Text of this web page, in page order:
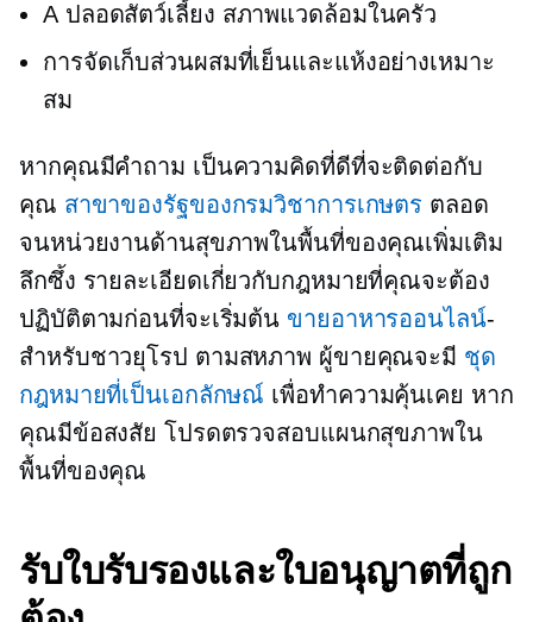
A ปลอดสัตว์เลี้ยง สภาพแวดล้อมในครัว
การจัดเก็บส่วนผสมที่เย็นและแห้งอย่างเหมาะ
สม
หากคุณมีคำถาม เป็นความคิดที่ดีที่จะติดต่อกับ
คุณ สาขาของรัฐของกรมวิชาการเกษตร ตลอด
จนหน่วยงานด้านสุขภาพในพื้นที่ของคุณเพิ่มเติม
ลึกซึ้ง รายละเอียดเกี่ยวกับกฎหมายที่คุณจะต้อง
ปฏิบัติตามก่อนที่จะเริ่มต้น ขายอาหารออนไลน์-
สำหรับชาวยุโรป ตามสหภาพ ผู้ขายคุณจะมี ชุด
กฎหมายที่เป็นเอกลักษณ์ เพื่อทำความคุ้นเคย หาก
คุณมีข้อสงสัย โปรดตรวจสอบแผนกสุขภาพใน
พื้นที่ของคุณ
รับใบรับรองและใบอนุญาตที่ถูก